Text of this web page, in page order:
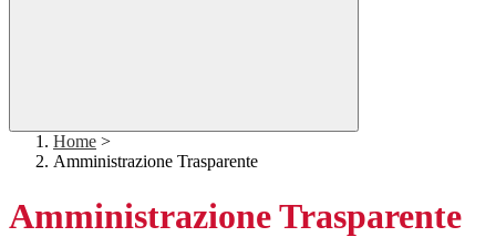
Home >
Amministrazione Trasparente
Amministrazione Trasparente